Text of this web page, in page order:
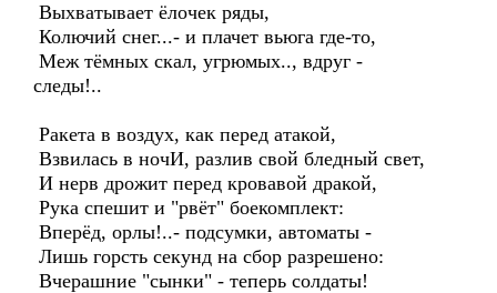
Выхватывает ёлочек ряды,
Колючий снег...- и плачет вьюга где-то,
Меж тёмных скал, угрюмых.., вдруг -
следы!..
Ракета в воздух, как перед атакой,
Взвилась в ночИ, разлив свой бледный свет,
И нерв дрожит перед кровавой дракой,
Рука спешит и "рвёт" боекомплект:
Вперёд, орлы!..- подсумки, автоматы -
Лишь горсть секунд на сбор разрешено:
Вчерашние "сынки" - теперь солдаты!